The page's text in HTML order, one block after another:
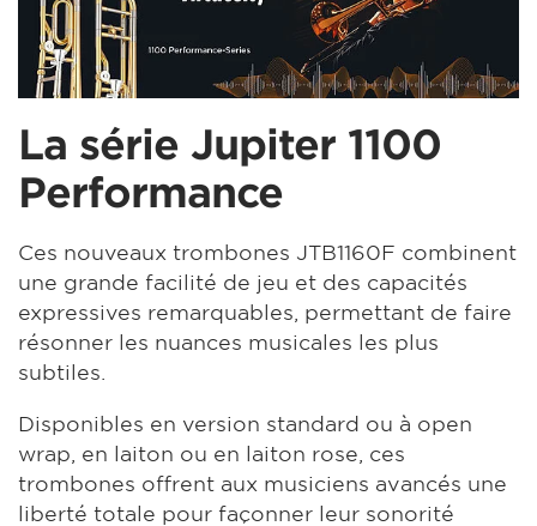
La série Jupiter 1100
Performance
Ces nouveaux trombones JTB1160F combinent
une grande facilité de jeu et des capacités
expressives remarquables, permettant de faire
résonner les nuances musicales les plus
subtiles.
Disponibles en version standard ou à open
wrap, en laiton ou en laiton rose, ces
trombones offrent aux musiciens avancés une
liberté totale pour façonner leur sonorité